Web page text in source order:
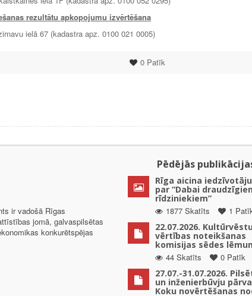
rezultātu apkopojumu izvērtēšana
ielā 67 (kadastra apz. 0100 021 0005)
0Patīk
ir vadošā Rīgas
jomā, galvaspilsētas
konkurētspējas
Pēdējās
Rīga aicina
par “Dabai
rīdziniekiem”
1877 Skatīts
1
22.07.2026.
vērtības noteikšanas
komisijas sēdes
44 Skatīts
0 Patīk
27.07.-31.07.2026.
un inženierbūvju
Koku novērtēšanas